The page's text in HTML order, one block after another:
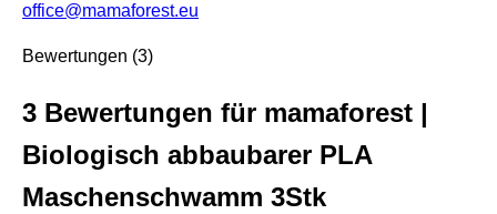
office@mamaforest.eu
Bewertungen (3)
3 Bewertungen für mamaforest |
Biologisch abbaubarer PLA
Maschenschwamm 3Stk